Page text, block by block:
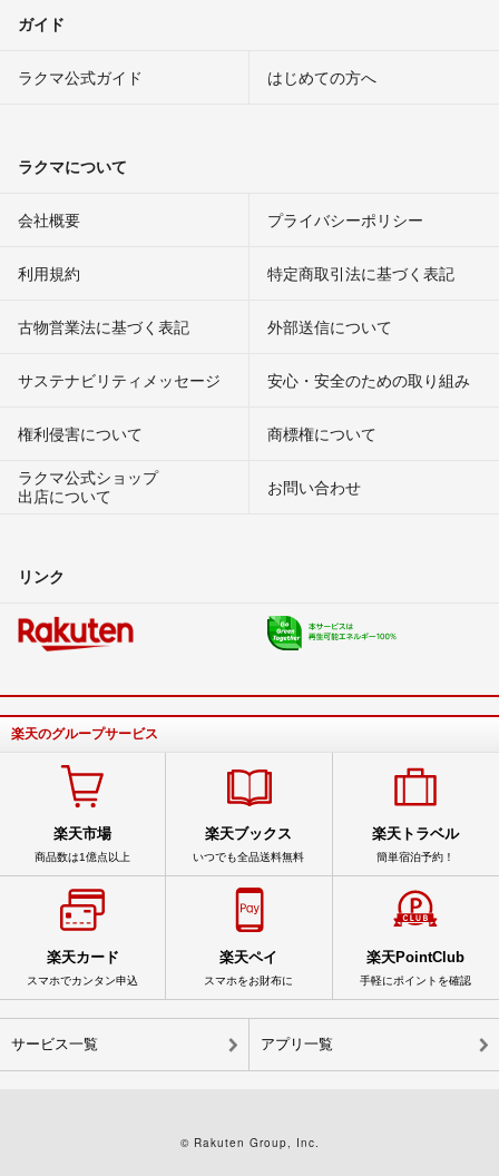
ガイド
ラクマ公式ガイド はじめての方へ
ラクマについて
会社概要 プライバシーポリシー
利用規約 特定商取引法に基づく表記
古物営業法に基づく表記 外部送信について
サステナビリティメッセージ 安心・安全のための取り組み
権利侵害について
商標権について
ラクマ公式ショップ
出店について
お問い合わせ
リンク
楽天のグループサービス
楽天市場
商品数は1億点以上
楽天ブックス
いつでも全品送料無料
楽天トラベル
簡単宿泊予約！
楽天カード
スマホでカンタン申込
楽天ペイ
スマホをお財布に
楽天PointClub
手軽にポイントを確認
サービス一覧 アプリ一覧
© Rakuten Group, Inc.